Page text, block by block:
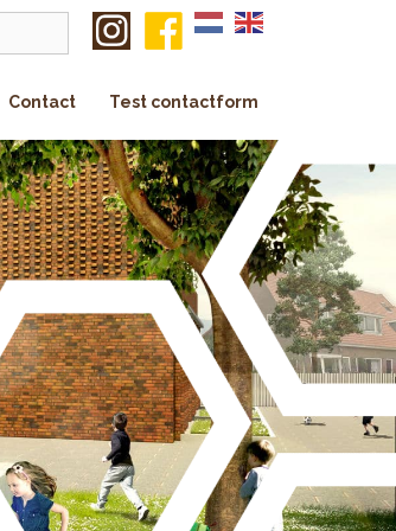
Contact Test contactform